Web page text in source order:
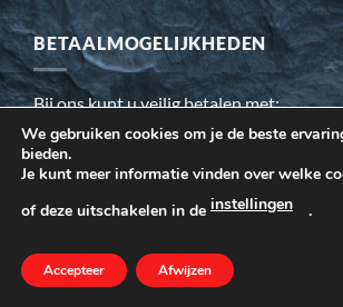
BETAALMOGELIJKHEDEN
Bij ons kunt u veilig betalen met:
We gebruiken cookies om je de beste
bieden.
Je kunt meer informatie vinden over welke
of deze uitschakelen in de instellingen .
Accepteer Afwijzen
Wij gebruiken cookies om ervoor te zorgen
voor de bezoeker beter werkt. Daarnaast
cookies voor onze
MEER INFORMATIE